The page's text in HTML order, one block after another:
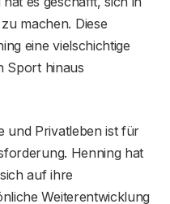
machen. Diese
eine vielschichtige
Sport hinaus
und Privatleben ist für
Henning hat
auf ihre
Weiterentwicklung